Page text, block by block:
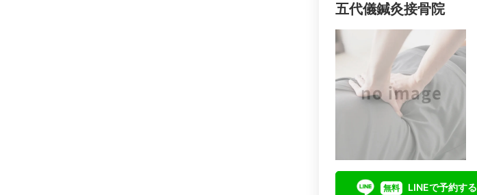
五代儀鍼灸接骨院
無料 LINEで予約する